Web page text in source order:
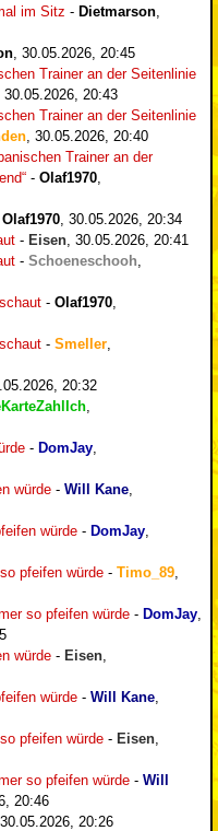
im Sitz - Dietmarson
30.05.2026, 20:45
Trainer an der Seitenlinie
30.05.2026, 20:43
Trainer an der Seitenlinie
30.05.2026, 20:40
Trainer an der
- Olaf1970
Olaf1970 30.05.2026, 20:34
- Eisen 30.05.2026, 20:41
- Schoeneschooh
- Olaf1970
- Smeller
20:32
- DomJay
würde - Will Kane
würde - DomJay
pfeifen würde - Timo_89
so pfeifen würde - DomJay
würde - Eisen
würde - Will Kane
pfeifen würde - Eisen
so pfeifen würde - Will
20:46
30.05.2026, 20:26